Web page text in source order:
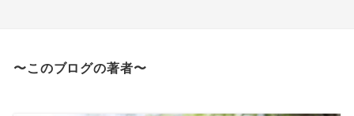
〜このブログの著者〜